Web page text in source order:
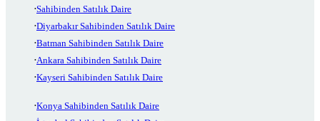
Sahibinden Satılık Daire
Diyarbakır Sahibinden Satılık Daire
Batman Sahibinden Satılık Daire
Ankara Sahibinden Satılık Daire
Kayseri Sahibinden Satılık Daire
Konya Sahibinden Satılık Daire